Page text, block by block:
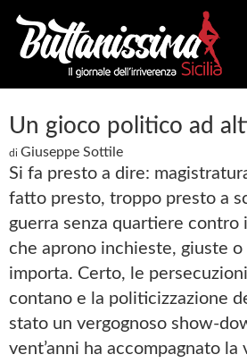
Un gioco politico ad
di Giuseppe Sottile
Si fa presto a dire:
fatto presto, troppo presto a
guerra senza quartiere
che aprono inchieste, giuste
importa. Certo, le
contano e la politicizzazione
stato un vergognoso show-
vent’anni ha accompagnato